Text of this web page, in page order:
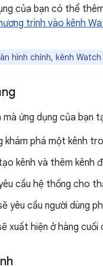
của bạn có thể
trình vào kênh
hình chính, kênh
ứng dụng của bạn
khám phá một kênh
kênh và thêm kênh
cầu hệ thống cho
yêu cầu người dùng
xuất hiện ở hàng cuối